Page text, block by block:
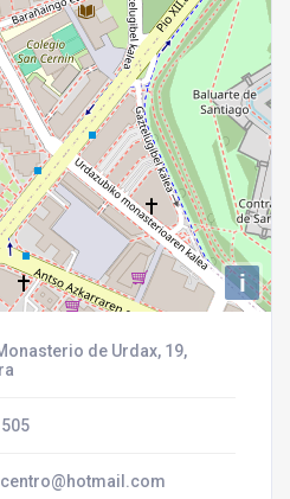
i
de Urdax, 19,